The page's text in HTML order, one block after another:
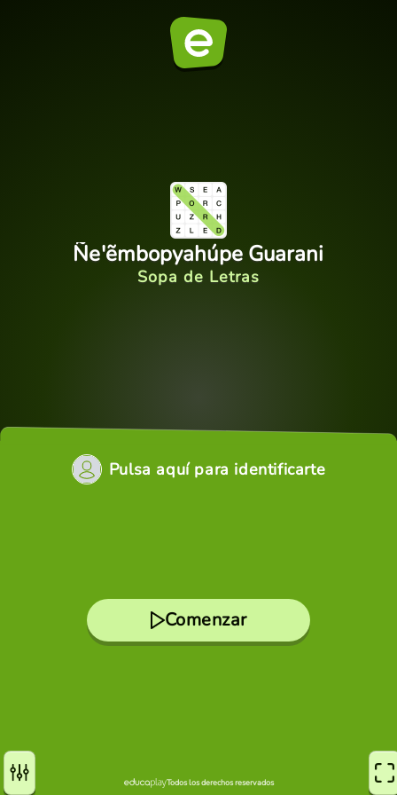
Ñe'ẽmbopyahúpe Guarani
Sopa de Letras
Pulsa aquí para identificarte
Comenzar
Todos los derechos reservados